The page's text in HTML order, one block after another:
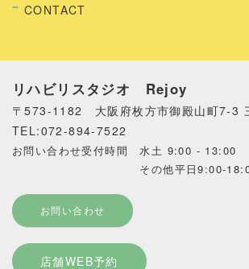
CONTACT
リハビリスタジオ Rejoy
〒573-1182 大阪府枚方市御殿山町7-3
TEL:072-894-7522
お問い合わせ受付時間 水土 9:00 - 13:00
その他平日9:00-
お問い合わせ
店舗WEB予約